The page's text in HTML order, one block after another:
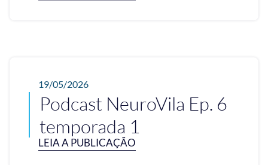
19/05/2026
Podcast NeuroVila Ep. 6
temporada 1
LEIA A PUBLICAÇÃO